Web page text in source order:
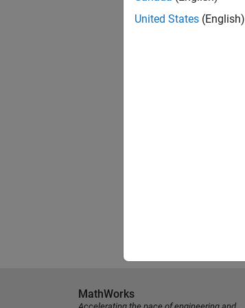
United States (English)
MathWorks